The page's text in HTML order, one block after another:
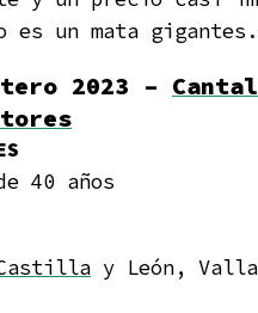
es un mata gigantes.
2023 –
40 años
y León,